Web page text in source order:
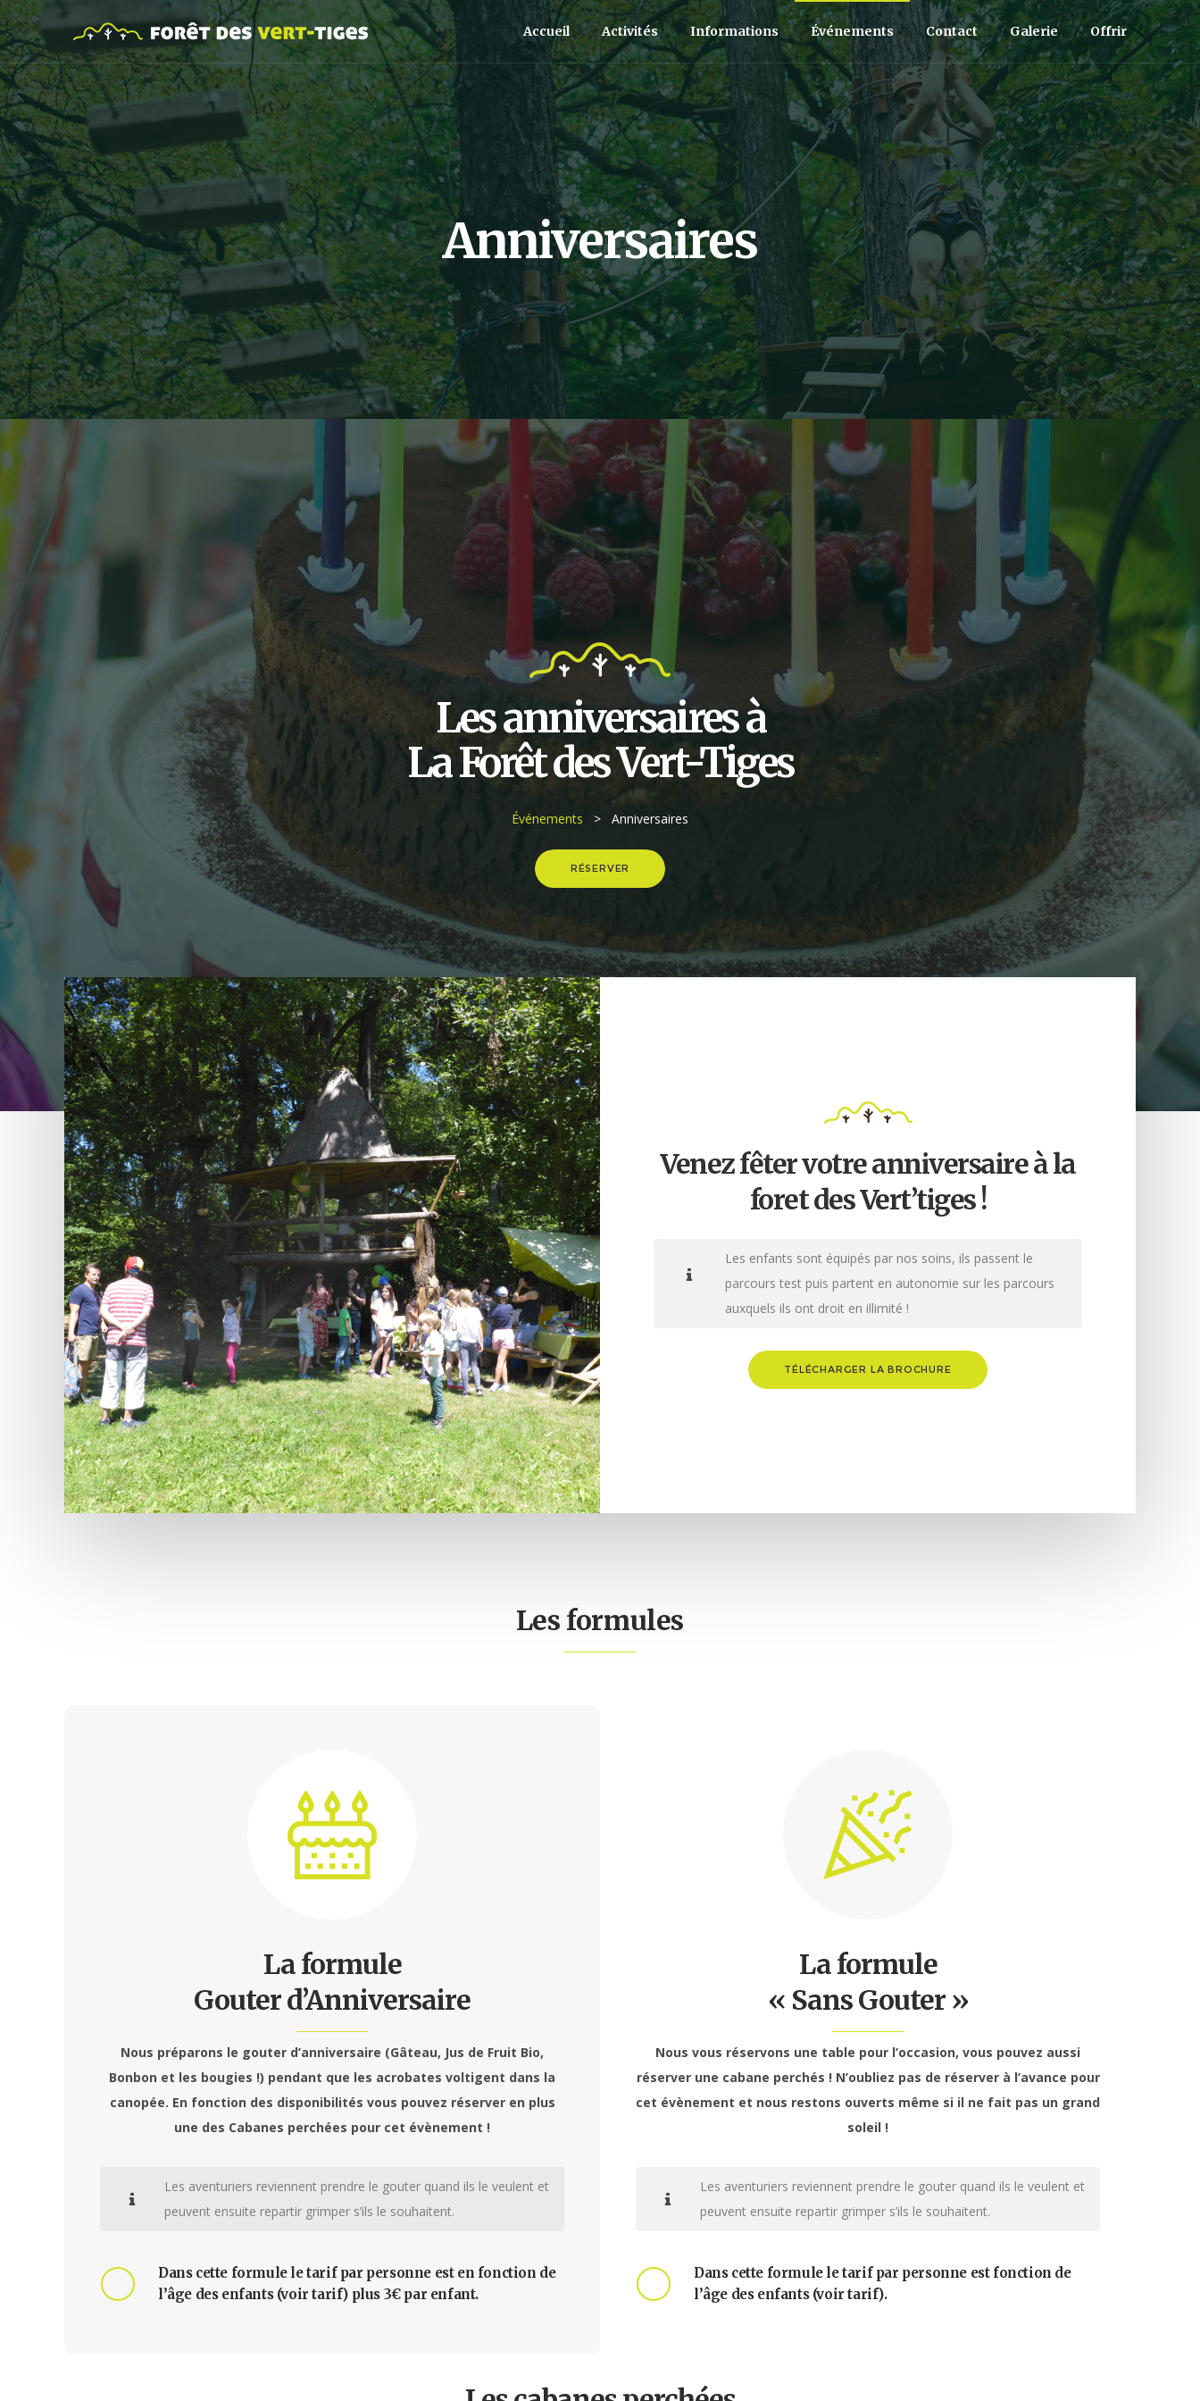
Accueil Activités Informations Événements Contact Galerie Offrir
Anniversaires
Les anniversaires à
La Forêt des Vert-Tiges
Événements > Anniversaires
RÉSERVER
Venez fêter votre anniversaire à la
foret des Vert’tiges !
Les enfants sont équipés par nos soins, ils passent le
parcours test puis partent en autonomie sur les parcours
auxquels ils ont droit en illimité !
TÉLÉCHARGER LA BROCHURE
Les formules
La formule
Gouter d’Anniversaire
Nous préparons le gouter d’anniversaire (Gâteau, Jus de Fruit Bio,
Bonbon et les bougies !) pendant que les acrobates voltigent dans la
canopée. En fonction des disponibilités vous pouvez réserver en plus
une des Cabanes perchées pour cet évènement !
Les aventuriers reviennent prendre le gouter quand ils le veulent et
peuvent ensuite repartir grimper s’ils le souhaitent.
Dans cette formule le tarif par personne est en fonction de
l’âge des enfants (voir tarif) plus 3€ par enfant.
La formule
« Sans Gouter »
Nous vous réservons une table pour l’occasion, vous pouvez aussi
réserver une cabane perchés ! N’oubliez pas de réserver à l’avance pour
cet évènement et nous restons ouverts même si il ne fait pas un grand
soleil !
Les aventuriers reviennent prendre le gouter quand ils le veulent et
peuvent ensuite repartir grimper s’ils le souhaitent.
Dans cette formule le tarif par personne est fonction de
l’âge des enfants (voir tarif).